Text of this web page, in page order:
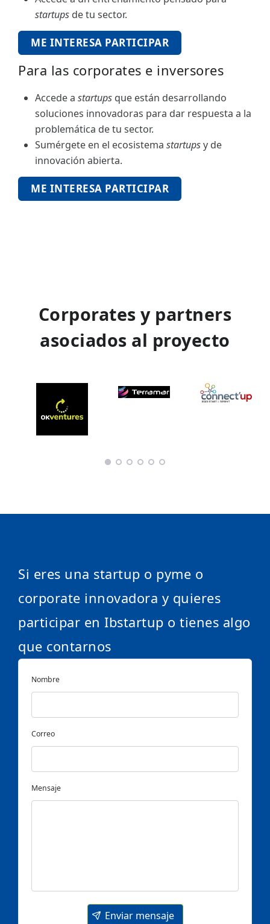
startups de tu sector.
ME INTERESA PARTICIPAR
Para las corporates e inversores
Accede a startups que están desarrollando
soluciones innovadoras para dar respuesta a la
problemática de tu sector.
Sumérgete en el ecosistema startupsy de
innovación abierta.
ME INTERESA PARTICIPAR
Corporates y partners
asociados al proyecto
Si eres una startup o pyme o
corporate innovadora y quieres
participar en Ibstartup o tienes algo
que contarnos
Nombre
Correo
Mensaje
Enviar mensaje